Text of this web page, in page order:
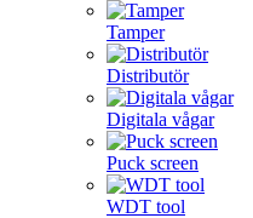
Tamper
Distributör
Digitala vågar
Puck screen
WDT tool